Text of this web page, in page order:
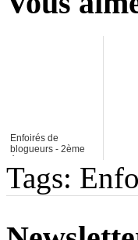
Enfoirés de
blogueurs - 2ème
Tags: